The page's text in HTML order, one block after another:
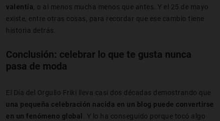
valentía, o al menos mucha menos que antes. Y el 25 de mayo
existe, entre otras cosas, para recordar que ese cambio tiene
historia detrás.
Conclusión: celebrar lo que te gusta nunca
pasa de moda
El Día del Orgullo Friki lleva casi dos décadas demostrando que
una pequeña celebración nacida en un blog puede convertirse
en un fenómeno global . Y lo ha conseguido porque tocó algo